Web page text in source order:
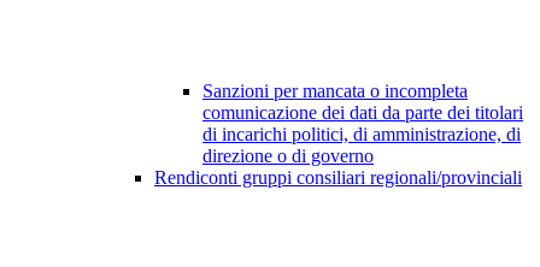
Sanzioni per mancata o incompleta
comunicazione dei dati da parte dei titolari
di incarichi politici, di amministrazione, di
direzione o di governo
Rendiconti gruppi consiliari regionali/provinciali